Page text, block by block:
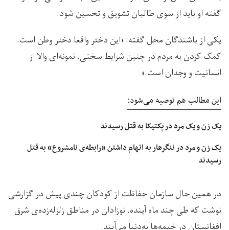
گفته‌ او باید از سوی طالبان تشویق و تحسین شود.
یکی از باشندگان محل گفته: «این دختر واقعا دختر وطن است.
کمک کردن به مردم در چنین شرایط سختی، نمونه‌ای والا از
انسانیت و وجدان است.»
این مطالب هم توصیه می‌شود:
یک زن و یک مرد در پکتیکا به قتل رسیدند
یک زن و مرد در ننگرهار به اتهام داشتن «رابطه‌ی نامشروع» به قتل
رسیدند
در همین حال سازمان حفاظت از کودکان چندی پیش در گزارشی
نوشت که طی چند ماه آینده، نوزادان در مناطق زلزله‌زده‌ی شرق